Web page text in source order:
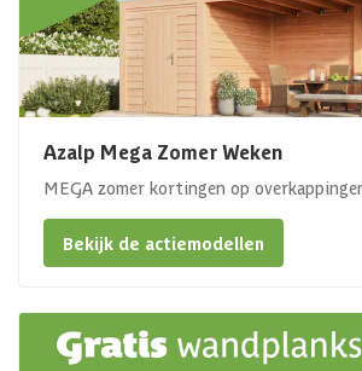
Azalp Mega Zomer Weken
MEGA zomer kortingen op
Bekijk de actiemodellen